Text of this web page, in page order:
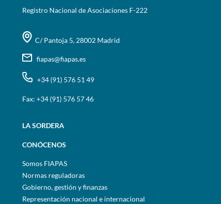
Registro Nacional de Asociaciones F-222
C/ Pantoja 5, 28002 Madrid
fiapas@fiapas.es
+34 (91) 576 51 49
Fax: +34 (91) 576 57 46
LA SORDERA
CONÓCENOS
Somos FIAPAS
Normas reguladoras
Gobierno, gestión y finanzas
Representación nacional e internacional